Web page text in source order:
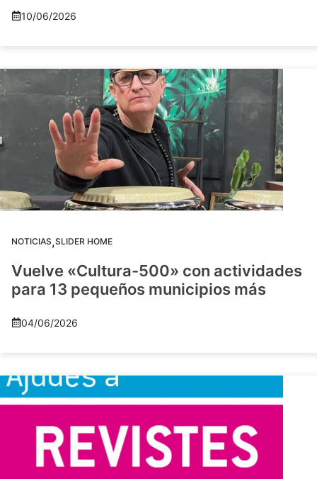
10/06/2026
NOTICIAS,SLIDER HOME
Vuelve «Cultura-500» con actividades
para 13 pequeños municipios más
04/06/2026